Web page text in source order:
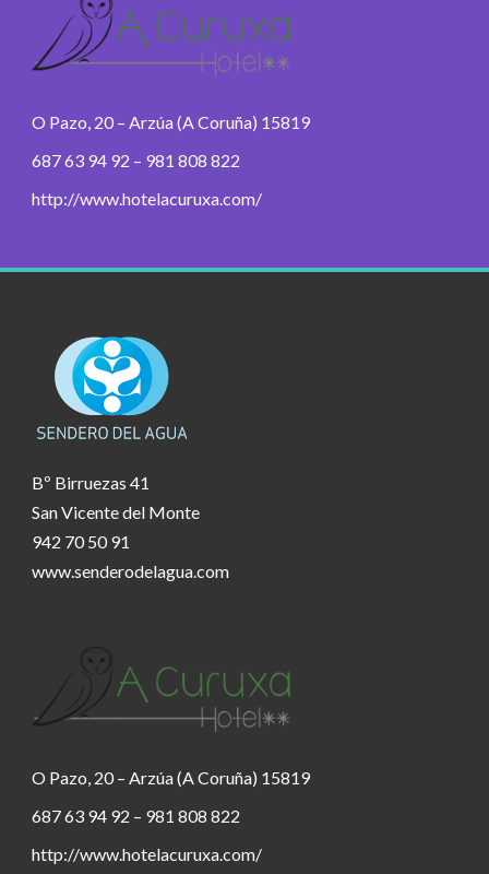
O Pazo, 20 – Arzúa (A Coruña) 15819
687 63 94 92 – 981 808 822
http://www.hotelacuruxa.com/
Bº Birruezas 41
San Vicente del Monte
942 70 50 91
www.senderodelagua.com
O Pazo, 20 – Arzúa (A Coruña) 15819
687 63 94 92 – 981 808 822
http://www.hotelacuruxa.com/